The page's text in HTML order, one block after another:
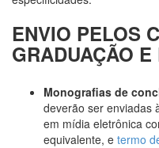
ENVIO PELOS
GRADUAÇÃO
Monografias de
deverão ser enviadas
em mídia eletrônica
equivalente, e termo